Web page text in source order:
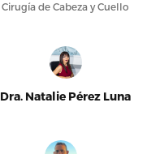
Cirugía de Cabeza y Cuello
Dra. Natalie Pérez Luna